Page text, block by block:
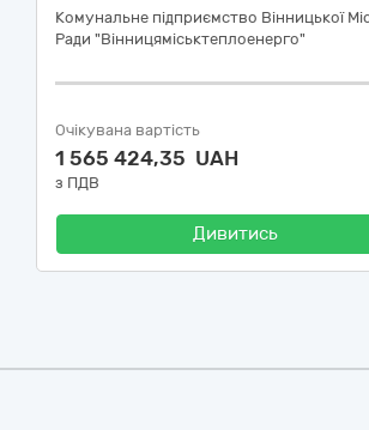
Комунальне підприємство Вінницької
Ради "Вінницяміськтеплоенерго"
Очікувана вартість
1 565 424,35 UAH
з ПДВ
Дивитись